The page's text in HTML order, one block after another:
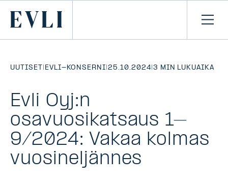
Primary
Avaa
UUTISET | EVLI-KONSERNI|25.10.2024|3 MIN LUKUAIKA
Evli Oyj:n
osavuosikatsaus 1–
9/2024: Vakaa kolmas
vuosineljännes